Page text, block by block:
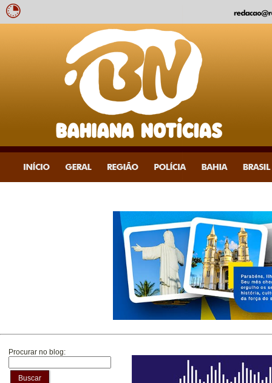
Procurar no blog:
Buscar